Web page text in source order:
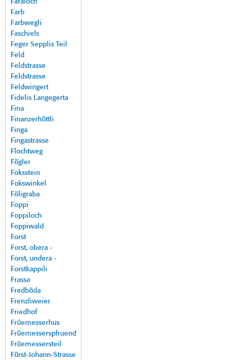
Faraloch
Farb
Farbwegli
Faschiels
Feger Sepplis Teil
Feld
Feldstrasse
Feldstrasse
Feldwingert
Fidelis Langegerta
Fina
Finanzerhöttli
Finga
Fingastrasse
Flochtweg
Fögler
Foksstein
Fokswinkel
Föligraba
Foppi
Foppiloch
Foppiwald
Forst
Forst, obera -
Forst, undera -
Forstkappili
Frassa
Fredböda
Frenzliweier
Friedhof
Früemesserhus
Früemesserspfruend
Früemessersteil
Fürst-Johann-Strasse